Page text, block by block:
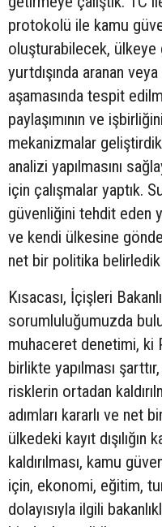
protokolü ile kamu
oluşturabilecek, ülkeye
yurtdışında aranan
aşamasında tespit
paylaşımının ve
mekanizmalar
analizi yapılmasını
için çalışmalar yaptık.
güvenliğini tehdit eden
ve kendi ülkesine
net bir politika
Kısacası, İçişleri
sorumluluğumuzda
muhaceret denetimi, ki
birlikte yapılması
risklerin ortadan
adımları kararlı ve net
ülkedeki kayıt dışılığın
kaldırılması, kamu
için, ekonomi, eğitim,
dolayısıyla ilgili